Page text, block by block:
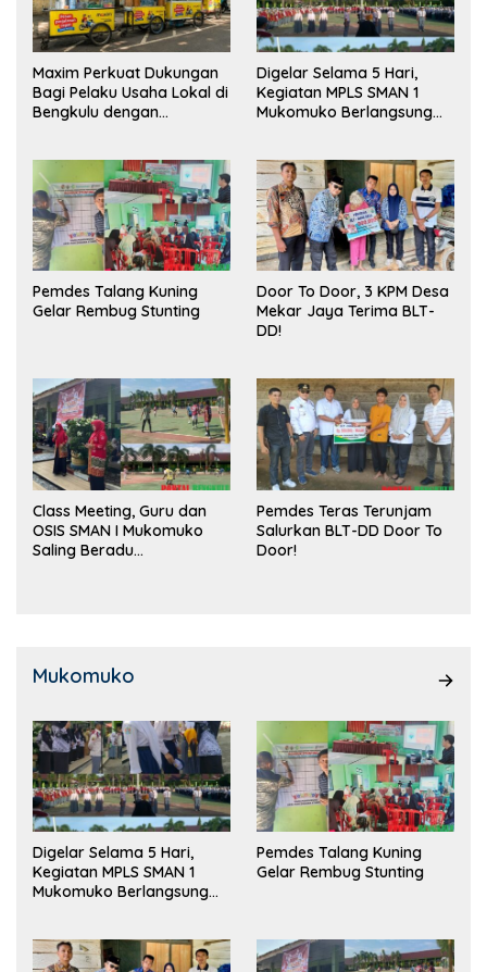
Maxim Perkuat Dukungan
Bagi Pelaku Usaha Lokal di
Bengkulu dengan
Pasar
Digelar Selama 5 Hari,
Kegiatan MPLS SMAN 1
Mukomuko Berlangsung
Pemdes Talang Kuning
Gelar Rembug Stunting
Door To Door, 3 KPM Desa
Mekar Jaya Terima BLT-
DD!
Class Meeting, Guru dan
OSIS SMAN I Mukomuko
Saling Beradu
Pemdes Teras Terunjam
Salurkan BLT-DD Door To
Door!
Mukomuko
Digelar Selama 5 Hari,
Kegiatan MPLS SMAN 1
Mukomuko Berlangsung
Pemdes Talang Kuning
Gelar Rembug Stunting